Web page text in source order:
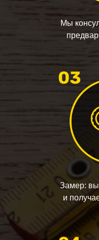
Мы
Замер:
и